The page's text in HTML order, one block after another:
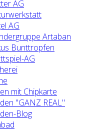
AG
AG
Artaban
Bunttropfen
AG
mit Chipkarte
"GANZ REAL"
Blog